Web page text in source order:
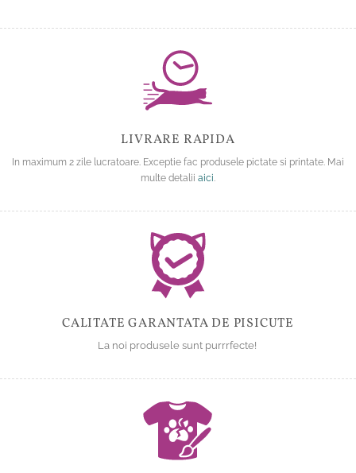
LIVRARE RAPIDA
In maximum 2 zile lucratoare. Exceptie fac produsele pictate si printate. Mai
multe detalii aici
CALITATE GARANTATA DE PISICUTE
La noi produsele sunt purrrfecte!